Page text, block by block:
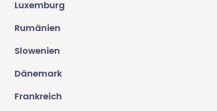
Luxemburg
Rumänien
Slowenien
Dänemark
Frankreich